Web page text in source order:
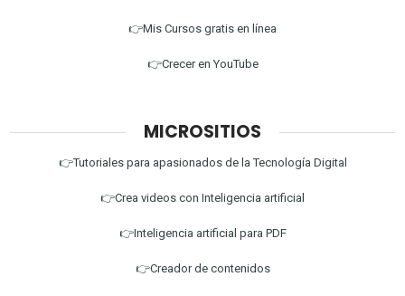
👉Mis Cursos gratis en línea
👉Crecer en YouTube
MICROSITIOS
👉Tutoriales para apasionados de la Tecnología Digital
👉Crea videos con Inteligencia artificial
👉Inteligencia artificial para PDF
👉Creador de contenidos